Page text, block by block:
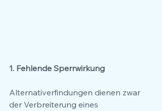
1. Fehlende Sperrwirkung
Alternativerfindungen dienen zwar
der Verbreiterung eines